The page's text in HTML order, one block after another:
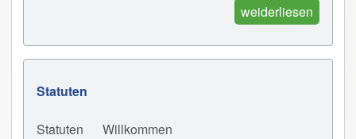
weiderliesen
Statuten
Statuten Willkommen